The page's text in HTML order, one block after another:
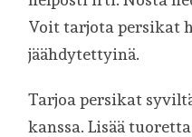
Voit tarjota persikat
jäähdytettyinä.
Tarjoa persikat
kanssa. Lisää